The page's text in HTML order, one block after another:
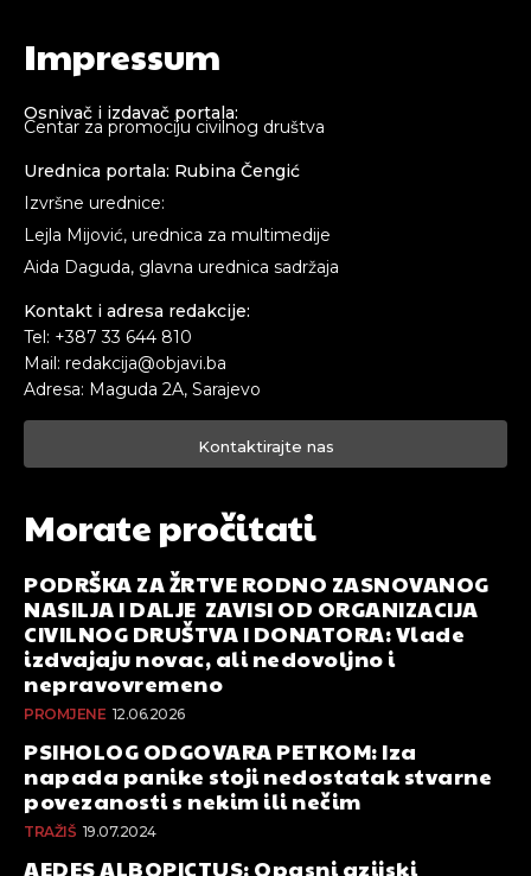
Impressum
Osnivač i izdavač portala:
Centar za promociju civilnog društva
Urednica portala: Rubina Čengić
Izvršne urednice:
Lejla Mijović, urednica za multimedije
Aida Daguda, glavna urednica sadržaja
Kontakt i adresa redakcije:
Tel: +387 33 644 810
Mail: redakcija@objavi.ba
Adresa: Maguda 2A, Sarajevo
Kontaktirajte nas
Morate pročitati
PODRŠKA ZA ŽRTVE RODNO ZASNOVANOG
NASILJA I DALJE ZAVISI OD ORGANIZACIJA
CIVILNOG DRUŠTVA I DONATORA: Vlade
izdvajaju novac, ali nedovoljno i
nepravovremeno
PROMJENE 12.06.2026
PSIHOLOG ODGOVARA PETKOM: Iza
napada panike stoji nedostatak stvarne
povezanosti s nekim ili nečim
TRAŽIŠ 19.07.2024
AEDES ALBOPICTUS: Opasni azijski